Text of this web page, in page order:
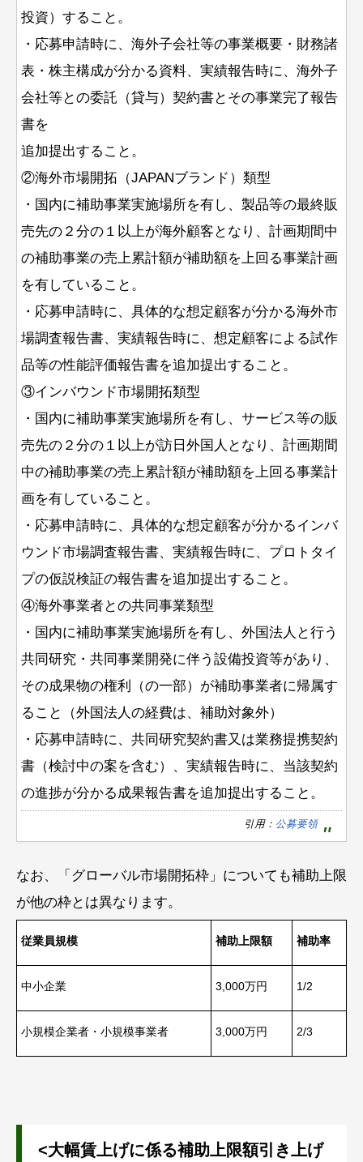
投資）すること。
・応募申請時に、海外子会社等の事業概要・財務諸
表・株主構成が分かる資料、実績報告時に、海外子
会社等との委託（貸与）契約書とその事業完了報告
書を
追加提出すること。
②海外市場開拓（JAPANブランド）類型
・国内に補助事業実施場所を有し、製品等の最終販
売先の２分の１以上が海外顧客となり、計画期間中
の補助事業の売上累計額が補助額を上回る事業計画
を有していること。
・応募申請時に、具体的な想定顧客が分かる海外市
場調査報告書、実績報告時に、想定顧客による試作
品等の性能評価報告書を追加提出すること。
③インバウンド市場開拓類型
・国内に補助事業実施場所を有し、サービス等の販
売先の２分の１以上が訪日外国人となり、計画期間
中の補助事業の売上累計額が補助額を上回る事業計
画を有していること。
・応募申請時に、具体的な想定顧客が分かるインバ
ウンド市場調査報告書、実績報告時に、プロトタイ
プの仮説検証の報告書を追加提出すること。
④海外事業者との共同事業類型
・国内に補助事業実施場所を有し、外国法人と行う
共同研究・共同事業開発に伴う設備投資等があり、
その成果物の権利（の一部）が補助事業者に帰属す
ること（外国法人の経費は、補助対象外）
・応募申請時に、共同研究契約書又は業務提携契約
書（検討中の案を含む）、実績報告時に、当該契約
の進捗が分かる成果報告書を追加提出すること。
引用： 公募要領
なお、「グローバル市場開拓枠」についても補助上限
が他の枠とは異なります。
従業員規模 補助上限額 補助率
中小企業 3,000万円 1/2
小規模企業者・小規模事業者 3,000万円 2/3
<大幅賃上げに係る補助上限額引き上げ